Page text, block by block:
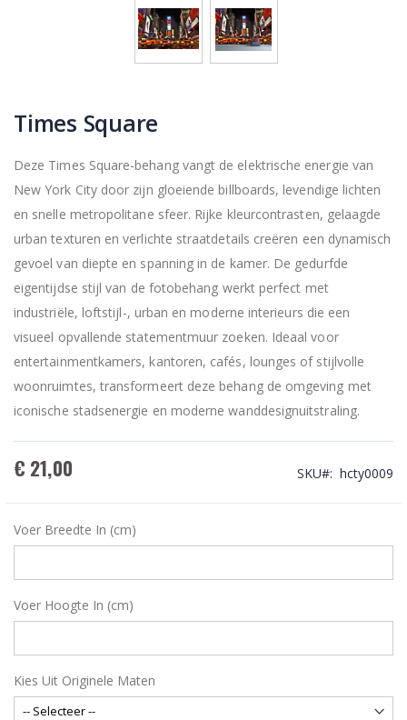
Times Square
Deze Times Square-behang vangt de elektrische energie van
New York City door zijn gloeiende billboards, levendige lichten
en snelle metropolitane sfeer. Rijke kleurcontrasten, gelaagde
urban texturen en verlichte straatdetails creëren een dynamisch
gevoel van diepte en spanning in de kamer. De gedurfde
eigentijdse stijl van de fotobehang werkt perfect met
industriële, loftstijl-, urban en moderne interieurs die een
visueel opvallende statementmuur zoeken. Ideaal voor
entertainmentkamers, kantoren, cafés, lounges of stijlvolle
woonruimtes, transformeert deze behang de omgeving met
iconische stadsenergie en moderne wanddesignuitstraling.
€ 21,00 SKU hcty0009
Voer Breedte In (cm)
Voer Hoogte In (cm)
Kies Uit Originele Maten